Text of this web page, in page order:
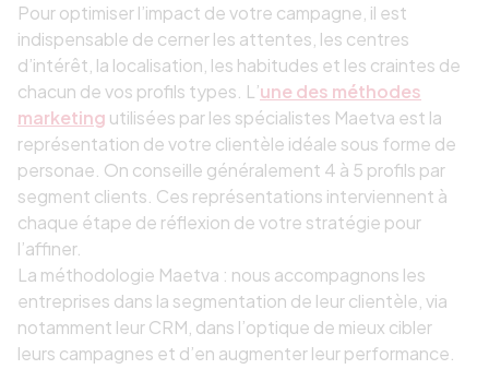
Pour optimiser l’impact de votre campagne, il est
indispensable de cerner les attentes, les centres
d’intérêt, la localisation, les habitudes et les craintes de
chacun de vos profils types. L’une des méthodes
marketing utilisées par les spécialistes Maetva est la
représentation de votre clientèle idéale sous forme de
personae. On conseille généralement 4 à 5 profils par
segment clients. Ces représentations interviennent à
chaque étape de réflexion de votre stratégie pour
l’affiner.
La méthodologie Maetva : nous accompagnons les
entreprises dans la segmentation de leur clientèle, via
notamment leur CRM, dans l’optique de mieux cibler
leurs campagnes et d’en augmenter leur performance.